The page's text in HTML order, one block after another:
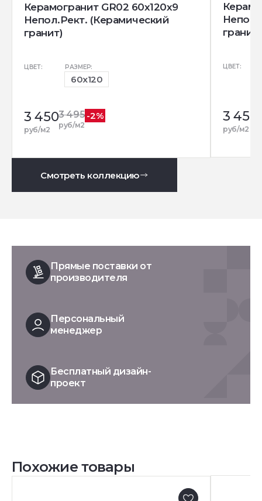
Керамогранит GR02 60x120x9
Непол.Рект. (Керамический
гранит)
ЦВЕТ: РАЗМЕР:
60x120
3 450
руб/м2
3 495
руб/м2
-2%
гранит)
ЦВЕТ:
3 450
руб/м2
Смотреть коллекцию
Прямые поставки от
производителя
Персональный
менеджер
Бесплатный дизайн-
проект
Похожие товары